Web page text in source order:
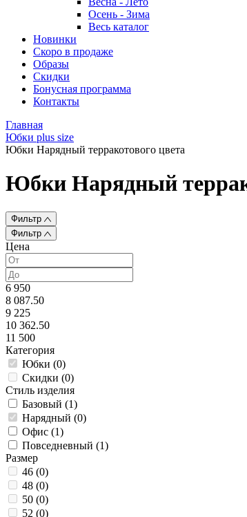
Осень - Зима
Весь каталог
Новинки
Скоро в продаже
Образы
Скидки
Бонусная программа
Контакты
Главная
Юбки plus size
Юбки Нарядный терракотового цвета
Юбки Нарядный
Фильтр
Фильтр
Цена
6 950
8 087.50
9 225
10 362.50
11 500
Категория
Юбки (0)
Скидки (0)
Стиль изделия
Базовый (1)
Нарядный (0)
Офис (1)
Повседневный (1)
Размер
46 (0)
48 (0)
50 (0)
52 (0)